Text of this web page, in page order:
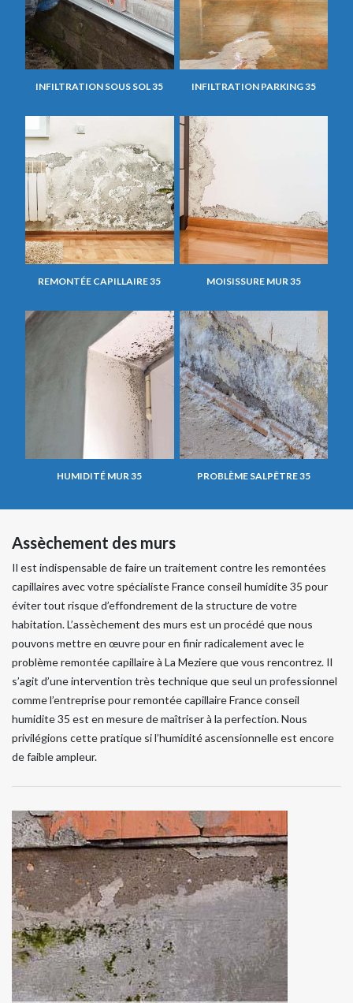
INFILTRATION SOUS SOL 35 INFILTRATION PARKING 35
REMONTÉE CAPILLAIRE 35 MOISISSURE MUR 35
HUMIDITÉ MUR 35 PROBLÈME SALPÊTRE 35
Assèchement des murs
Il est indispensable de faire un traitement contre les remontées
capillaires avec votre spécialiste France conseil humidite 35 pour
éviter tout risque d’effondrement de la structure de votre
habitation. L’assèchement des murs est un procédé que nous
pouvons mettre en œuvre pour en finir radicalement avec le
problème remontée capillaire à La Meziere que vous rencontrez. Il
s’agit d’une intervention très technique que seul un professionnel
comme l’entreprise pour remontée capillaire France conseil
humidite 35 est en mesure de maîtriser à la perfection. Nous
privilégions cette pratique si l’humidité ascensionnelle est encore
de faible ampleur.